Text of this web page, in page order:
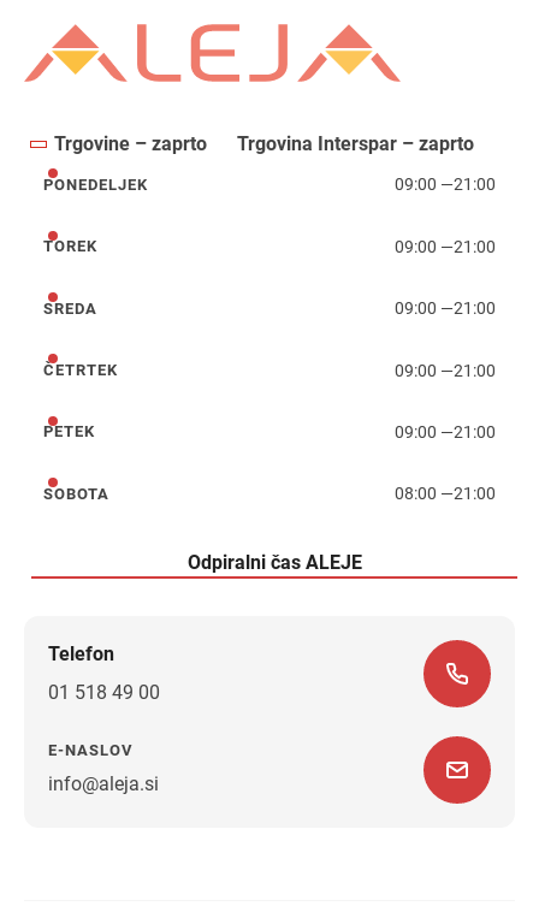
Trgovine – zaprto Trgovina Interspar – zaprto
ponedeljek
PONEDELJEK 09:00 —21:00
torek
TOREK 09:00 —21:00
sreda
SREDA 09:00 —21:00
četrtek
ČETRTEK 09:00 —21:00
petek
PETEK 09:00 —21:00
sobota
SOBOTA 08:00 —21:00
Odpiralni čas ALEJE
Telefon
01 518 49 00
E-NASLOV
info@aleja.si